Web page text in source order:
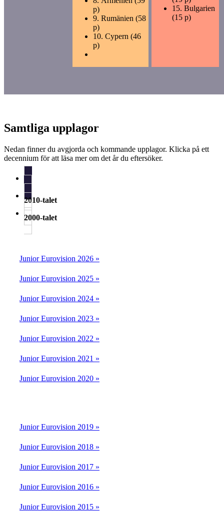
p)
9. Rumänien (58
p)
10. Cypern (46
p)
15. Bulgarien
(15 p)
Samtliga upplagor
Nedan finner du avgjorda och kommande upplagor. Klicka på ett
decennium för att läsa mer om det år du eftersöker.
2020-talet
2010-talet
2000-talet
Junior Eurovision 2026 »
Junior Eurovision 2025 »
Junior Eurovision 2024 »
Junior Eurovision 2023 »
Junior Eurovision 2022 »
Junior Eurovision 2021 »
Junior Eurovision 2020 »
Junior Eurovision 2019 »
Junior Eurovision 2018 »
Junior Eurovision 2017 »
Junior Eurovision 2016 »
Junior Eurovision 2015 »